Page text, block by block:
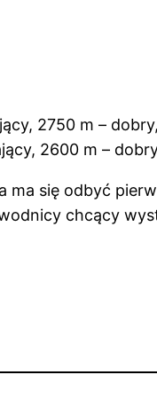
2750 m –
2600 m –
ma się odbyć
chcący